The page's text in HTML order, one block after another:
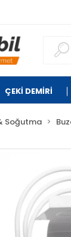
ÇEKİ DEMİRİ
Soğutma